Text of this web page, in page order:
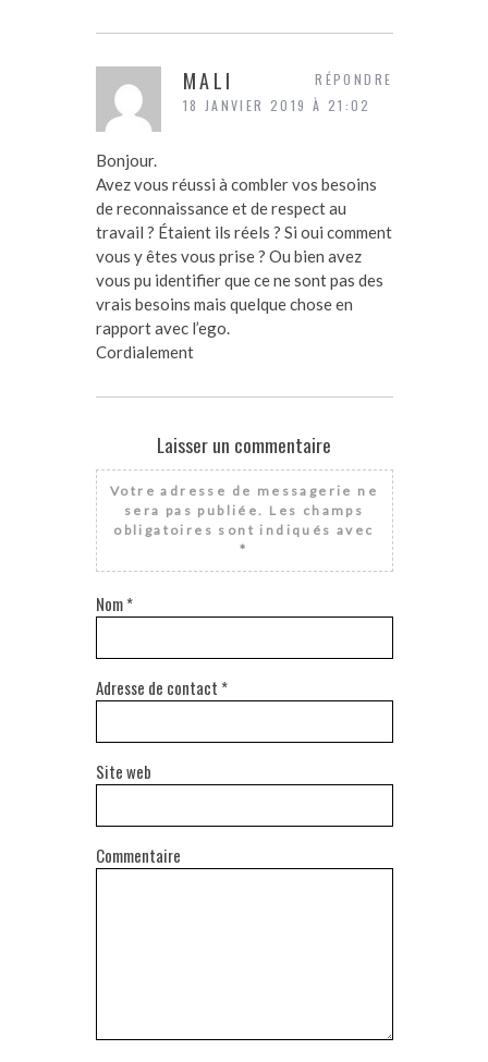
MALI
18 JANVIER 2019 À 21:02
Bonjour.
Avez vous réussi à combler vos besoins
de reconnaissance et de respect au
travail ? Étaient ils réels ? Si oui comment
vous y êtes vous prise ? Ou bien avez
vous pu identifier que ce ne sont pas des
vrais besoins mais quelque chose en
rapport avec l’ego.
Cordialement
RÉPONDRE
Laisser un commentaire
Votre adresse de messagerie ne
sera pas publiée. Les champs
obligatoires sont indiqués avec
*
Nom*
Adresse de contact *
Site web
Commentaire